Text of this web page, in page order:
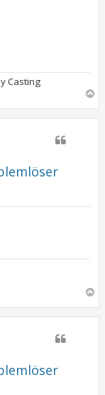
Casting
c
c